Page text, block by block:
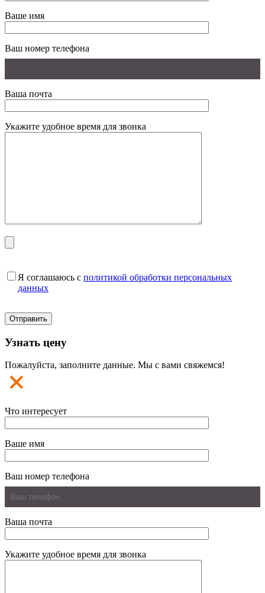
Ваше имя
Ваш номер телефона
Ваша почта
Укажите удобное время для звонка
Я соглашаюсь с политикой обработки персональных
данных
Узнать цену
Пожалуйста, заполните данные. Мы с вами свяжемся!
Что интересует
Ваше имя
Ваш номер телефона
Ваша почта
Укажите удобное время для звонка